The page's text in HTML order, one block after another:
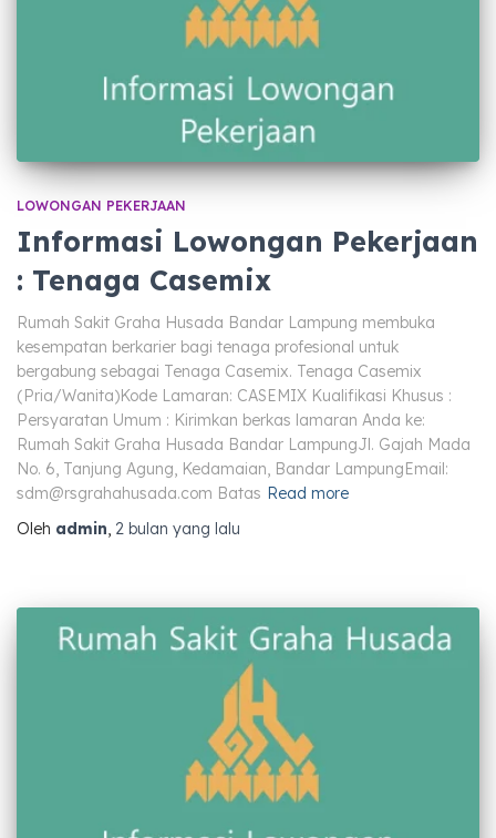
LOWONGAN PEKERJAAN
Informasi Lowongan Pekerjaan
: Tenaga Casemix
Rumah Sakit Graha Husada Bandar Lampung membuka
kesempatan berkarier bagi tenaga profesional untuk
bergabung sebagai Tenaga Casemix. Tenaga Casemix
(Pria/Wanita)Kode Lamaran: CASEMIX Kualifikasi Khusus :
Persyaratan Umum : Kirimkan berkas lamaran Anda ke:
Rumah Sakit Graha Husada Bandar LampungJl. Gajah Mada
No. 6, Tanjung Agung, Kedamaian, Bandar LampungEmail:
sdm@rsgrahahusada.com Batas Read more
Oleh admin, 2 bulan yang lalu